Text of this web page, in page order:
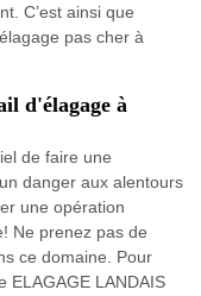
C’est ainsi que
pas cher à
d'élagage à
de faire une
danger aux alentours
une opération
Ne prenez pas de
ce domaine. Pour
ELAGAGE LANDAIS